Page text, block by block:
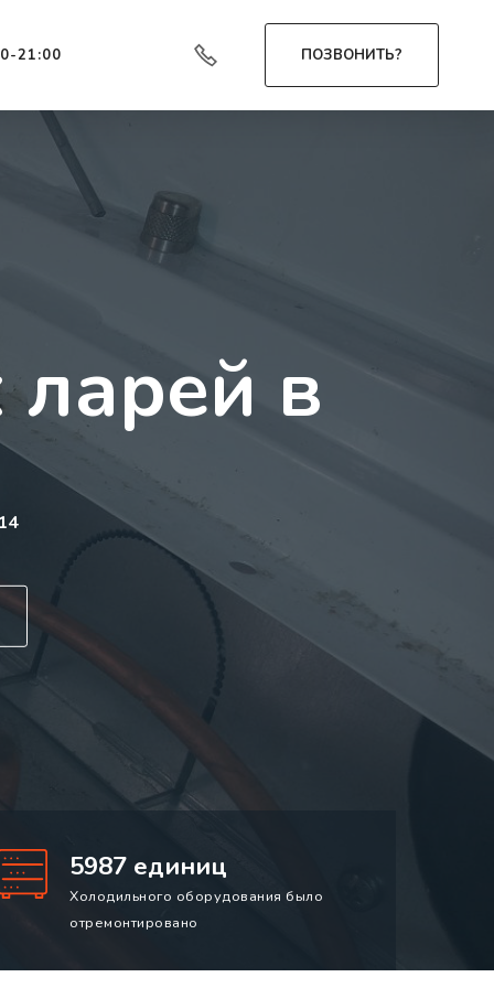
21:00 ПОЗВОНИТЬ?
в
5987 единиц
Холодильного оборудования было
отремонтировано